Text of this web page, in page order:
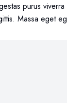
purus
Massa eget